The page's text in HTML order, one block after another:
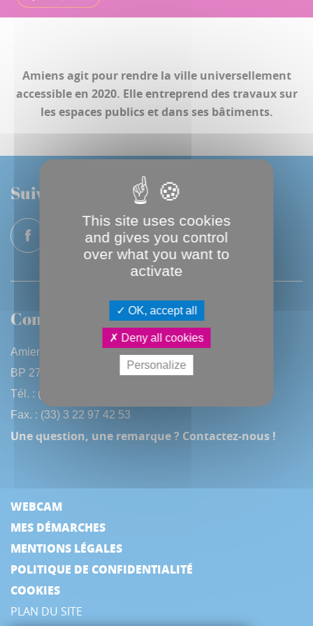
Amiens agit pour rendre la ville universellement
accessible en 2020. Elle entreprend des travaux sur
les espaces publics et dans ses bâtiments.
Suivez-nous
Contactez-nous
Amiens Métropole
BP 2720 - 80027 Amiens CEDEX
Tél. : (33) 3 22 97 40 40
Fax. : (33) 3 22 97 42 53
Une question, une remarque ? Contactez-nous !
WEBCAM
MES DÉMARCHES
MENTIONS LÉGALES
POLITIQUE DE CONFIDENTIALITÉ
COOKIES
PLAN DU SITE
This site uses cookies
and gives you control
over what you want to
activate
OK, accept all
Deny all cookies
Personalize